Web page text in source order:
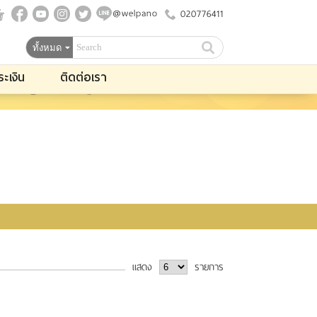
@welpano 020776411
เงิน ติดต่อเรา
แสดง รายการ